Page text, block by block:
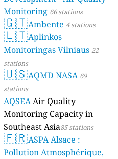
Monitoring 66 stations
🇬🇹Ambente 4 stations
🇱🇹Aplinkos
Monitoringas Vilniaus 22
stations
🇺🇸AQMD NASA 69
stations
AQSEAAir Quality
Monitoring Capacity in
Southeast Asia85 stations
🇫🇷ASPA Alsace :
Pollution Atmosphérique,